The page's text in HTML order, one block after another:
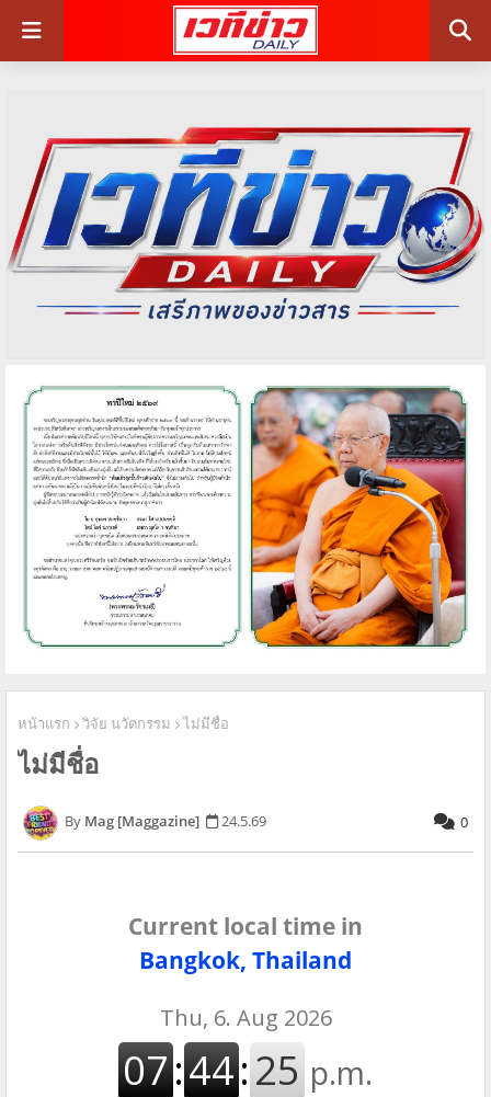
หน้าแรก วิจัย นวัตกรรม ไม่มีชื่อ
ไม่มีชื่อ
Mag [Maggazine] 24.5.69 0
Current local time in
Bangkok, Thailand